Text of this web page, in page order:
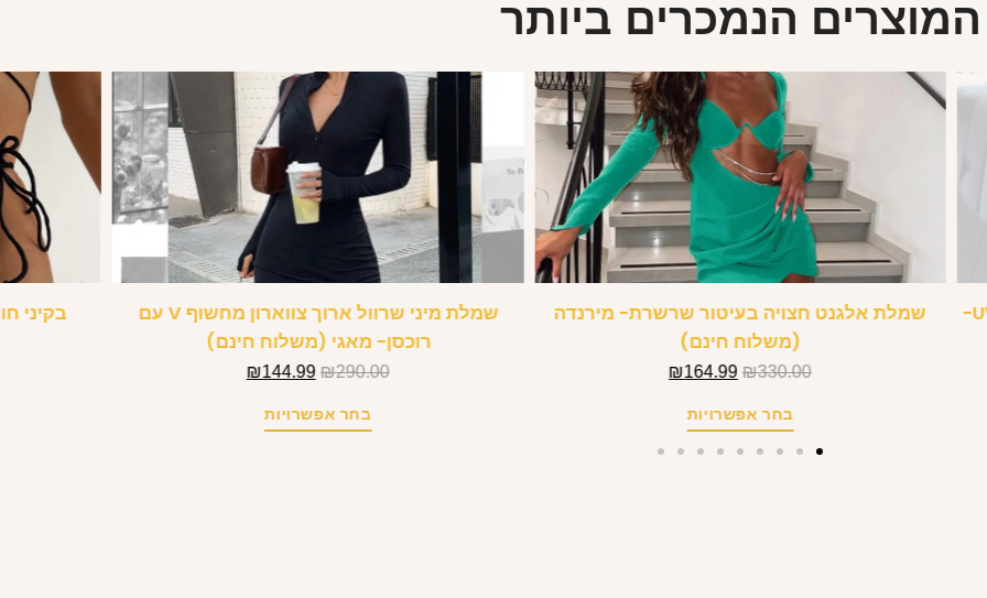
המוצרים הנמכרים ביותר
משקפי שמש ללא מסגרת משקף שיפוע UV400-
שמלת אלגנט חצויה בעיטור שרשרת- מירנדה
(משלוח חינם)
₪330.00
₪164.99
בחר אפשרויות
שמלת מיני שרוול ארוך צווארון מחשוף V עם
רוכסן- מאגי (משלוח חינם)
₪290.00
₪144.99
בחר אפשרויות
בקיני